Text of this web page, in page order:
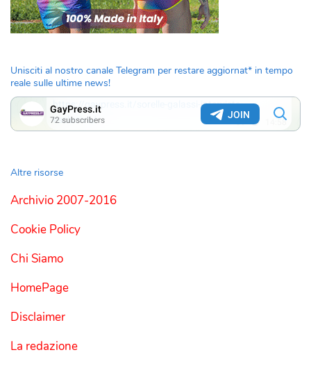
Unisciti al nostro canale Telegram per restare aggiornat* in tempo
reale sulle ultime news!
Altre risorse
Archivio 2007-2016
Cookie Policy
Chi Siamo
HomePage
Disclaimer
La redazione